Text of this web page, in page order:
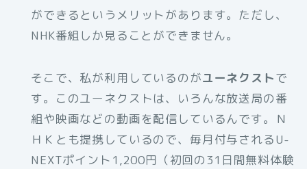
ができるというメリットがあります。ただし、
NHK番組しか見ることができません。
そこで、私が利用しているのがユーネクストで
す。このユーネクストは、いろんな放送局の番
組や映画などの動画を配信しているんです。Ｎ
ＨＫとも提携しているので、毎月付与されるU-
NEXTポイント1,200円（初回の31日間無料体験